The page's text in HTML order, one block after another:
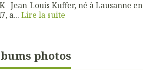
Jean-Louis Kuffer, né à Lausanne en
a... Lire la suite
photos